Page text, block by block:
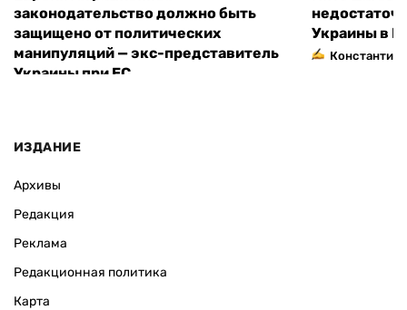
законодательство должно быть
защищено от политических
манипуляций — экс-представитель
Украины при ЕС
Украины в
Константин
ИЗДАНИЕ
Архивы
Редакция
Реклама
Редакционная политика
Карта